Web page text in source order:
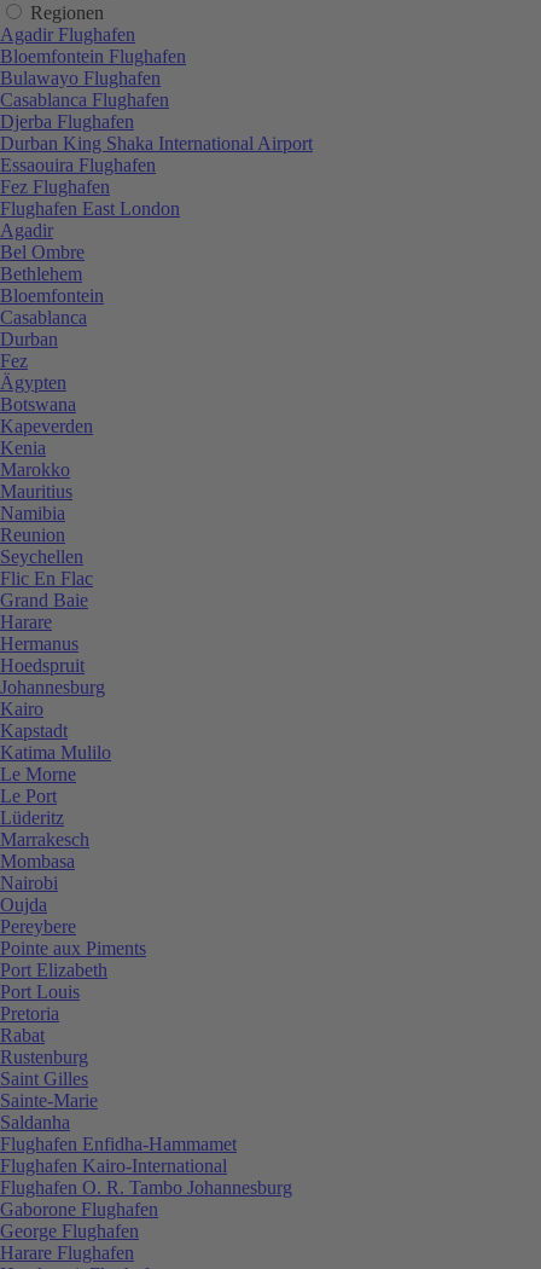
Regionen
Agadir Flughafen
Bloemfontein Flughafen
Bulawayo Flughafen
Casablanca Flughafen
Djerba Flughafen
Durban King Shaka International Airport
Essaouira Flughafen
Fez Flughafen
Flughafen East London
Agadir
Bel Ombre
Bethlehem
Bloemfontein
Casablanca
Durban
Fez
Ägypten
Botswana
Kapeverden
Kenia
Marokko
Mauritius
Namibia
Reunion
Seychellen
Flic En Flac
Grand Baie
Harare
Hermanus
Hoedspruit
Johannesburg
Kairo
Kapstadt
Katima Mulilo
Le Morne
Le Port
Lüderitz
Marrakesch
Mombasa
Nairobi
Oujda
Pereybere
Pointe aux Piments
Port Elizabeth
Port Louis
Pretoria
Rabat
Rustenburg
Saint Gilles
Sainte-Marie
Saldanha
Flughafen Enfidha-Hammamet
Flughafen Kairo-International
Flughafen O. R. Tambo Johannesburg
Gaborone Flughafen
George Flughafen
Harare Flughafen